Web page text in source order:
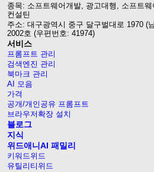
종목: 소프트웨어개발, 광고대행, 소프트
컨설틴
주소: 대구광역시 중구 달구벌대로 1970 (
2002호 (우편번호: 41974)
서비스
프롬프트 관리
검색엔진 관리
북마크 관리
AI 모음
가격
공개/개인공유 프롬프트
브라우저확장 설치
블로그
지식
위드애니AI 패밀리
키워드위드
유틸리티위드